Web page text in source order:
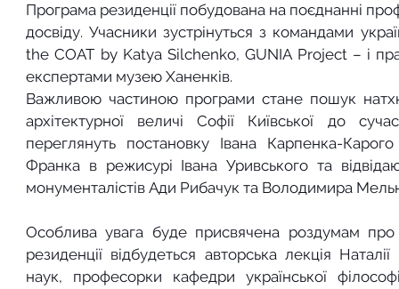
Програма резиденції побудована на поєднанні
досвіду. Учасники зустрінуться з командами
the COAT by Katya Silchenko, GUNIA Project – і
експертами музею Ханенків.
Важливою частиною програми стане пошук
архітектурної величі Софії Київської до
переглянуть постановку Івана Карпенка-
Франка в режисурі Івана Уривського та
монументалістів Ади Рибачук та Володимира
Особлива увага буде присвячена роздумам про
резиденції відбудеться авторська лекція
наук, професорки кафедри української